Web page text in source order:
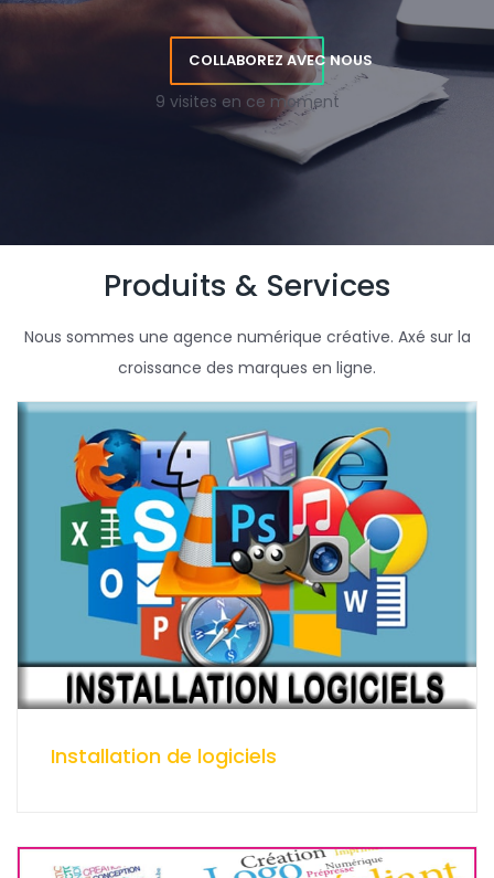
COLLABOREZ AVEC NOUS
9 visites en ce moment
Produits & Services
Nous sommes une agence numérique créative. Axé sur la
croissance des marques en ligne.
Installation de logiciels